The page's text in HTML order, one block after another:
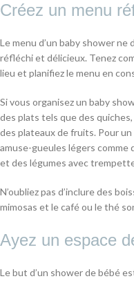
Créez un menu
Le menu d’un baby shower
réfléchi et délicieux. Tenez
lieu et planifiez le menu en
Si vous organisez un baby
des plats tels que des
des plateaux de fruits. Pour
amuse-gueules légers comme
et des légumes avec
N’oubliez pas d’inclure des
mimosas et le café ou le thé
Ayez un espace
Le but d’un shower de bébé